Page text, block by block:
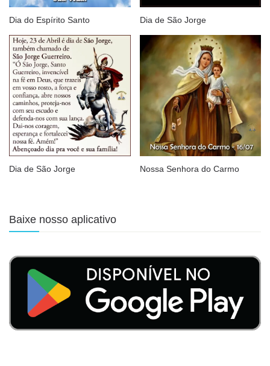
Dia do Espírito Santo Dia de São Jorge
Dia de São Jorge Nossa Senhora do Carmo
Baixe nosso aplicativo